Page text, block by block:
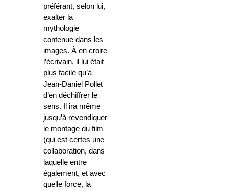
préférant, selon lui,
exalter la
mythologie
contenue dans les
images. À en croire
l’écrivain, il lui était
plus facile qu’à
Jean-Daniel Pollet
d’en déchiffrer le
sens. Il ira même
jusqu’à revendiquer
le montage du film
(qui est certes une
collaboration, dans
laquelle entre
également, et avec
quelle force, la